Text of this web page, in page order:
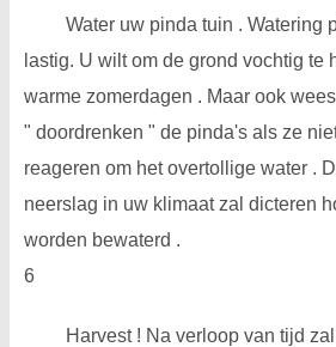
Water uw pinda tuin . Watering
lastig. U wilt om de grond vochtig te
warme zomerdagen . Maar ook
" doordrenken " de pinda's als ze
reageren om het overtollige water .
neerslag in uw klimaat zal dicteren
worden bewaterd .
6
Harvest ! Na verloop van tijd